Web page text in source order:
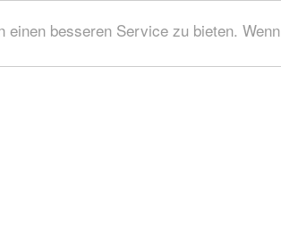
besseren Service zu bieten. Wenn